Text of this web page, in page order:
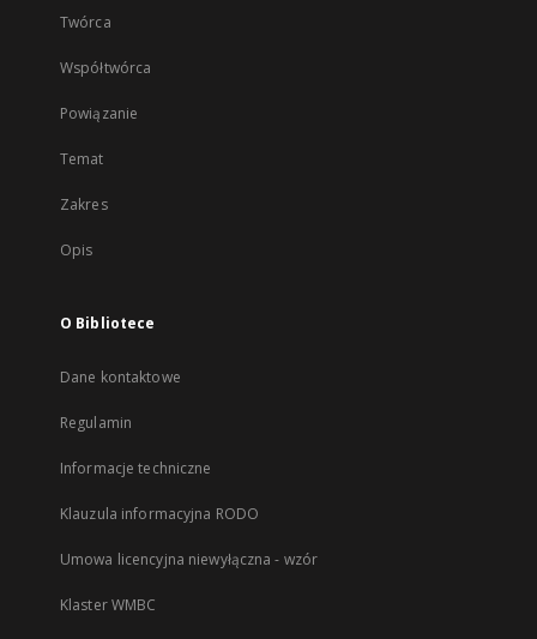
Twórca
Współtwórca
Powiązanie
Temat
Zakres
Opis
O Bibliotece
Dane kontaktowe
Regulamin
Informacje techniczne
Klauzula informacyjna RODO
Umowa licencyjna niewyłączna - wzór
Klaster WMBC